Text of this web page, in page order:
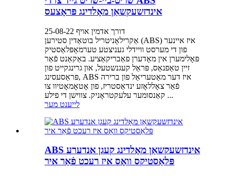
אינדזשעקשאַן מאָלדינג פּראָצעס
דורך אדמין אויף 25-08-22
אַקרילאָניטריל בוטאַדין סטירען (ABS) איז איינער
פון די מערסט וויידלי געניצטע טערמאָפּלאַסטיק
פּאָלימערן אין מאָדערן פאַבריקאַציע. באַקאַנט פֿאַר
זיין טאַפנאַס, פּראַל קעגנשטעל, און גרינגקייט פון
פּראַסעסינג, ABS איז דער מאַטעריאַל פון ברירה
פֿאַר צאָללאָזע ינדאַסטריז, פון אָטאָמאָטיוו צו
קאַנסומער עלעקטראָניק. צווישן די פילע ...
לייענט מער
ABS אינדזשעקשאַן מאָלדינג קעגן אנדערע
פּלאַסטיקס וואָס איז רעכט פֿאַר איר